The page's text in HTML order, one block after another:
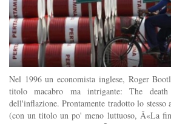
Nel 1996 un economista inglese, Roger
titolo macabro ma intrigante: The
dell'inflazione. Prontamente tradotto lo
(con un titolo un po' meno luttuoso, Â«La